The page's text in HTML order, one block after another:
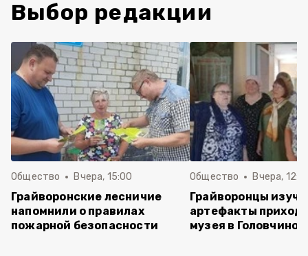
Выбор редакции
Общество Вчера, 15:00
Грайворонские лесничие
напомнили о правилах
пожарной безопасности
Общество Вчера,
Грайворонцы
артефакты
музея в Головчино